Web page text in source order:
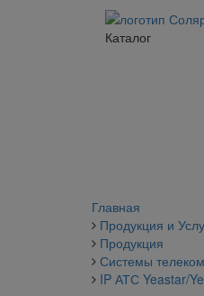
Каталог
Главная
Продукция и
Продукция
Системы
IP АТС Yeastar/